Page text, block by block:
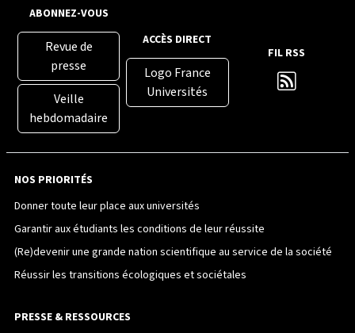
ABONNEZ-VOUS
Revue de
presse
Veille
hebdomadaire
ACCÈS DIRECT
Logo France
Universités
FIL RSS
NOS PRIORITÉS
Donner toute leur place aux universités
Garantir aux étudiants les conditions de leur réussite
(Re)devenir une grande nation scientifique au service de la société
Réussir les transitions écologiques et sociétales
PRESSE & RESSOURCES